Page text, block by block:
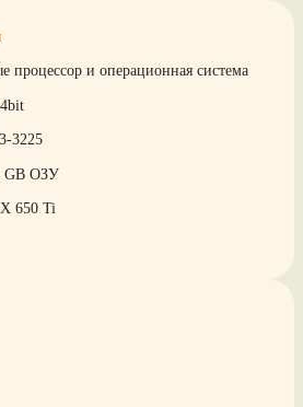
процессор и операционная система
3225
GB ОЗУ
650 Ti